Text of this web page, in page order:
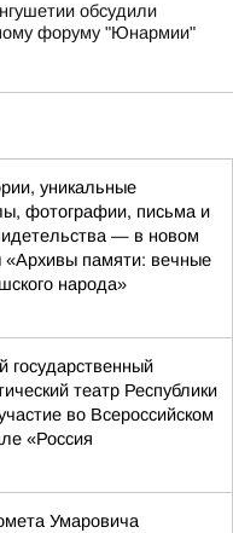
обсудили
форуму "Юнармии"
уникальные
фотографии, письма и
— в новом
«Архивы памяти: вечные
народа»
государственный
театр Республики
во Всероссийском
«Россия
Умаровича